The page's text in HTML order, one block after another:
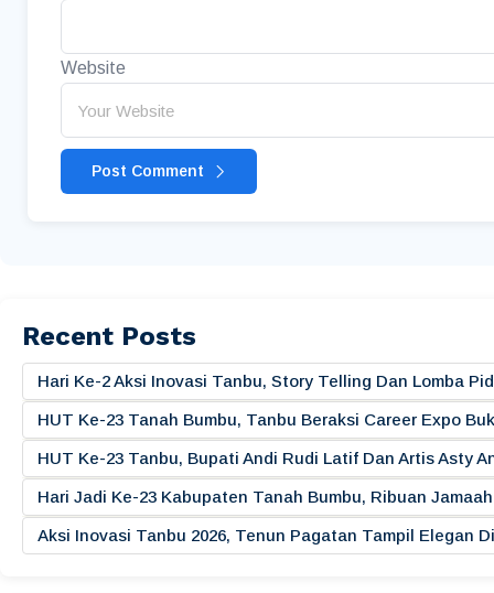
Website
Post Comment
Recent Posts
Hari Ke-2 Aksi Inovasi Tanbu, Story Telling Dan Lomba
HUT Ke-23 Tanah Bumbu, Tanbu Beraksi Career Expo
HUT Ke-23 Tanbu, Bupati Andi Rudi Latif Dan Artis Asty
Hari Jadi Ke-23 Kabupaten Tanah Bumbu, Ribuan
Aksi Inovasi Tanbu 2026, Tenun Pagatan Tampil Elegan